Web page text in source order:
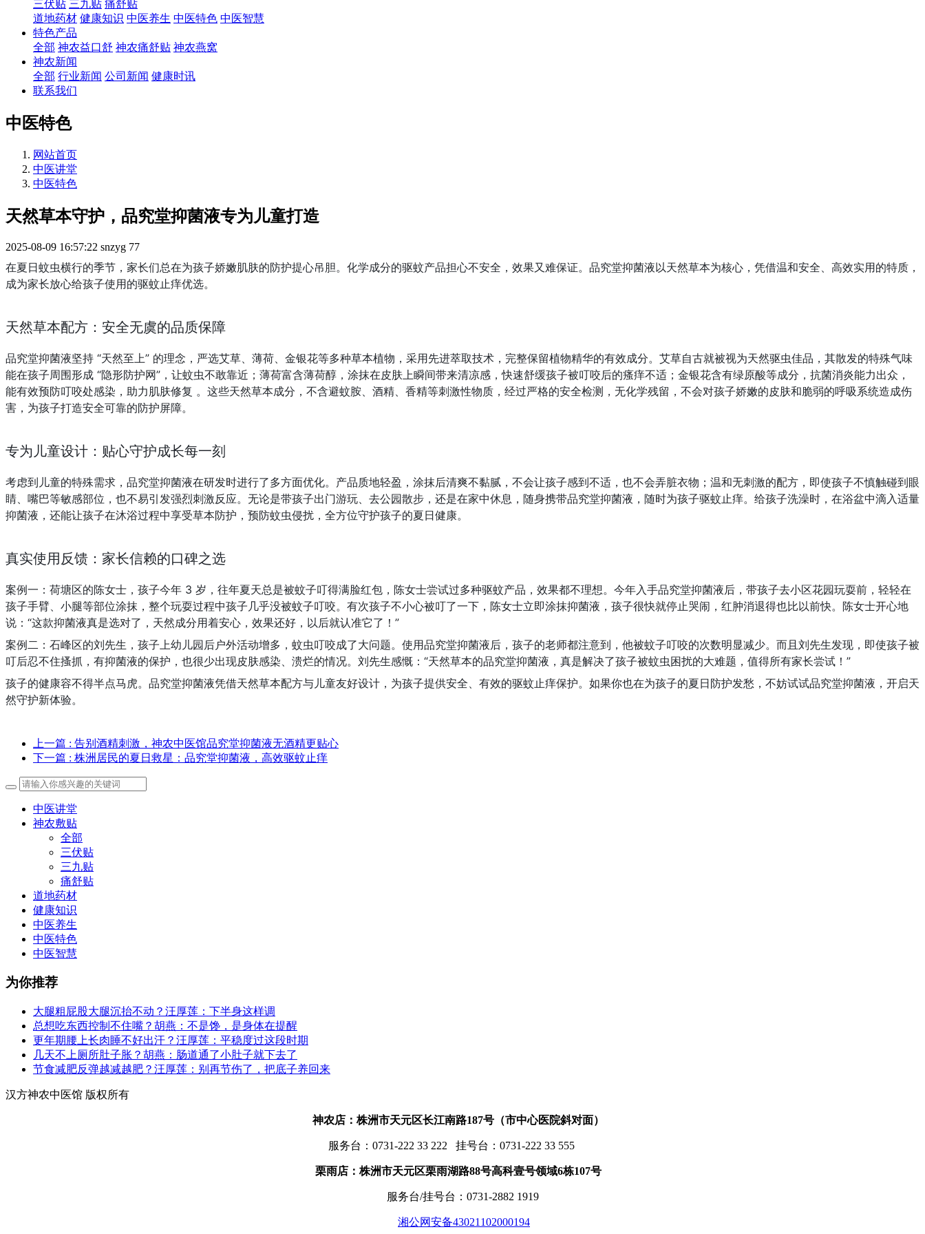
三伏贴 三九贴 痛舒贴
道地药材 健康知识 中医养生 中医特色 中医智慧
特色产品
全部 神农益口舒 神农痛舒贴 神农燕窝
神农新闻
全部 行业新闻 公司新闻 健康时讯
联系我们
中医特色
网站首页
中医讲堂
中医特色
天然草本守护，品究堂抑菌液专为儿童打造
2025-08-09 16:57:22 snzyg 77
在夏日蚊虫横行的季节，家长们总在为孩子娇嫩肌肤的防护提心吊胆。化学成分的驱蚊产品担心不安全，效果又难保证。品究堂抑菌液以天然草本为核心，凭借温和安全、高效实用的特质，
成为家长放心给孩子使用的驱蚊止痒优选。
天然草本配方：安全无虞的品质保障
品究堂抑菌液坚持 “天然至上” 的理念，严选艾草、薄荷、金银花等多种草本植物，采用先进萃取技术，完整保留植物精华的有效成分。艾草自古就被视为天然驱虫佳品，其散发的特殊气味
能在孩子周围形成 “隐形防护网”，让蚊虫不敢靠近；薄荷富含薄荷醇，涂抹在皮肤上瞬间带来清凉感，快速舒缓孩子被叮咬后的瘙痒不适；金银花含有绿原酸等成分，抗菌消炎能力出众，
能有效预防叮咬处感染，助力肌肤修复 。这些天然草本成分，不含避蚊胺、酒精、香精等刺激性物质，经过严格的安全检测，无化学残留，不会对孩子娇嫩的皮肤和脆弱的呼吸系统造成伤
害，为孩子打造安全可靠的防护屏障。
专为儿童设计：贴心守护成长每一刻
考虑到儿童的特殊需求，品究堂抑菌液在研发时进行了多方面优化。产品质地轻盈，涂抹后清爽不黏腻，不会让孩子感到不适，也不会弄脏衣物；温和无刺激的配方，即使孩子不慎触碰到眼
睛、嘴巴等敏感部位，也不易引发强烈刺激反应。无论是带孩子出门游玩、去公园散步，还是在家中休息，随身携带品究堂抑菌液，随时为孩子驱蚊止痒。给孩子洗澡时，在浴盆中滴入适量
抑菌液，还能让孩子在沐浴过程中享受草本防护，预防蚊虫侵扰，全方位守护孩子的夏日健康。
真实使用反馈：家长信赖的口碑之选
案例一：荷塘区的陈女士，孩子今年 3 岁，往年夏天总是被蚊子叮得满脸红包，陈女士尝试过多种驱蚊产品，效果都不理想。今年入手品究堂抑菌液后，带孩子去小区花园玩耍前，轻轻在
孩子手臂、小腿等部位涂抹，整个玩耍过程中孩子几乎没被蚊子叮咬。有次孩子不小心被叮了一下，陈女士立即涂抹抑菌液，孩子很快就停止哭闹，红肿消退得也比以前快。陈女士开心地
说：“这款抑菌液真是选对了，天然成分用着安心，效果还好，以后就认准它了！”
案例二：石峰区的刘先生，孩子上幼儿园后户外活动增多，蚊虫叮咬成了大问题。使用品究堂抑菌液后，孩子的老师都注意到，他被蚊子叮咬的次数明显减少。而且刘先生发现，即使孩子被
叮后忍不住搔抓，有抑菌液的保护，也很少出现皮肤感染、溃烂的情况。刘先生感慨：“天然草本的品究堂抑菌液，真是解决了孩子被蚊虫困扰的大难题，值得所有家长尝试！”
孩子的健康容不得半点马虎。品究堂抑菌液凭借天然草本配方与儿童友好设计，为孩子提供安全、有效的驱蚊止痒保护。如果你也在为孩子的夏日防护发愁，不妨试试品究堂抑菌液，开启天
然守护新体验。
上一篇 : 告别酒精刺激，神农中医馆品究堂抑菌液无酒精更贴心
下一篇 : 株洲居民的夏日救星：品究堂抑菌液，高效驱蚊止痒
中医讲堂
神农敷贴
全部
三伏贴
三九贴
痛舒贴
道地药材
健康知识
中医养生
中医特色
中医智慧
为你推荐
大腿粗屁股大腿沉抬不动？汪厚莲：下半身这样调
总想吃东西控制不住嘴？胡燕：不是馋，是身体在提醒
更年期腰上长肉睡不好出汗？汪厚莲：平稳度过这段时期
几天不上厕所肚子胀？胡燕：肠道通了小肚子就下去了
节食减肥反弹越减越肥？汪厚莲：别再节伤了，把底子养回来
汉方神农中医馆 版权所有
神农店：株洲市天元区长江南路187号（市中心医院斜对面）
服务台： 0731-222 33 222 挂号台：0731-222 33 555
栗雨店：株洲市天元区栗雨湖路88号高科壹号领域6栋107号
服务台/挂号台： 0731-2882 1919
湘公网安备43021102000194